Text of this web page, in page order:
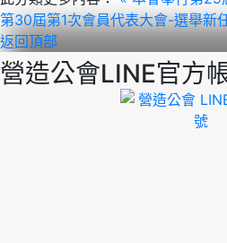
第30屆第1次會員代表大會-選舉新
返回頂部
營造公會LINE官方